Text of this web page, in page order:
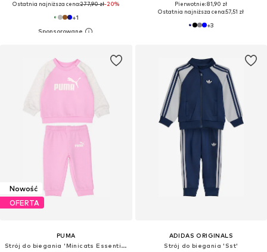
Ostatnia najniższa cena:277,90 zł-20%
+1
Pierwotnie: 81,90 zł
Ostatnia najniższa cena:57,51 zł
+3
Nowość
OFERTA
PUMA
Strój do biegania 'Minicats Essentials'
ADIDAS ORIGINALS
Strój do biegania 'Sst'